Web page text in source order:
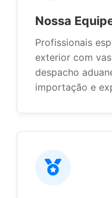
Nossa
Profissionais
exterior com
despacho
importação e